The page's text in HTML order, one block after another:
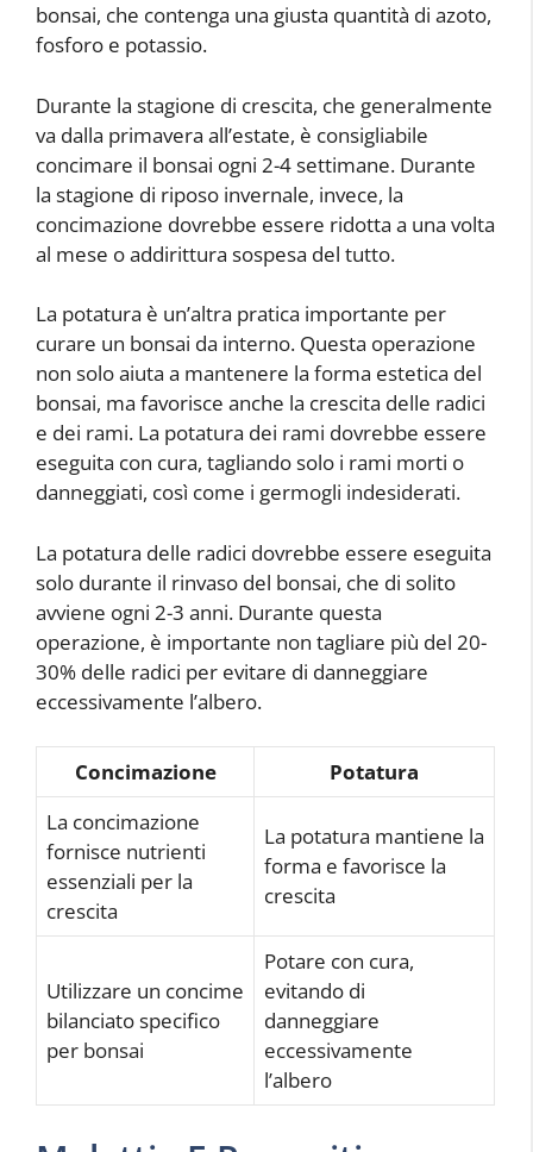
bonsai, che contenga una giusta quantità di azoto,
fosforo e potassio.
Durante la stagione di crescita, che generalmente
va dalla primavera all’estate, è consigliabile
concimare il bonsai ogni 2-4 settimane. Durante
la stagione di riposo invernale, invece, la
concimazione dovrebbe essere ridotta a una volta
al mese o addirittura sospesa del tutto.
La potatura è un’altra pratica importante per
curare un bonsai da interno. Questa operazione
non solo aiuta a mantenere la forma estetica del
bonsai, ma favorisce anche la crescita delle radici
e dei rami. La potatura dei rami dovrebbe essere
eseguita con cura, tagliando solo i rami morti o
danneggiati, così come i germogli indesiderati.
La potatura delle radici dovrebbe essere eseguita
solo durante il rinvaso del bonsai, che di solito
avviene ogni 2-3 anni. Durante questa
operazione, è importante non tagliare più del 20-
30% delle radici per evitare di danneggiare
eccessivamente l’albero.
Concimazione
Potatura
La concimazione
fornisce nutrienti
essenziali per la
crescita
La potatura mantiene la
forma e favorisce la
crescita
Utilizzare un concime
bilanciato specifico
per bonsai
Potare con cura,
evitando di
danneggiare
eccessivamente
l’albero